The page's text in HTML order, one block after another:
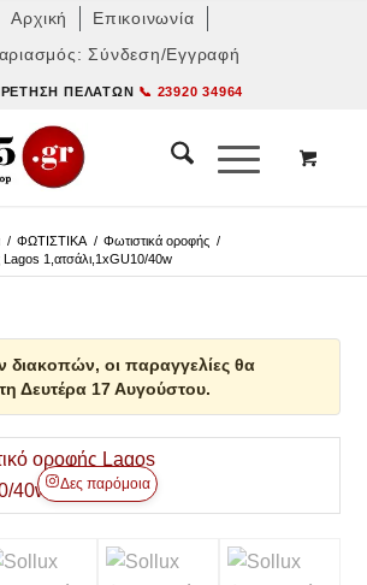
Αρχική
Επικοινωνία
Σύνδεση/Εγγραφή
ΠΕΛΑΤΏΝ 📞 23920 34964
/ ΦΩΤΙΣΤΙΚΑ / Φωτιστικά οροφής /
Lagos 1,ατσάλι,1xGU10/40w
διακοπών, οι παραγγελίες θα
Δευτέρα 17 Αυγούστου.
Δες παρόμοια